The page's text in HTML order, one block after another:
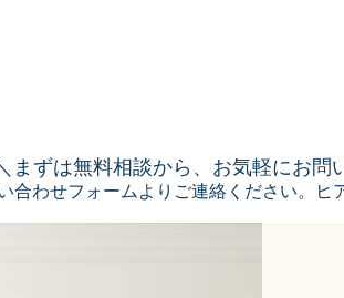
まずは無料相談から、お気軽にお問
合わせフォームよりご連絡ください。ヒ